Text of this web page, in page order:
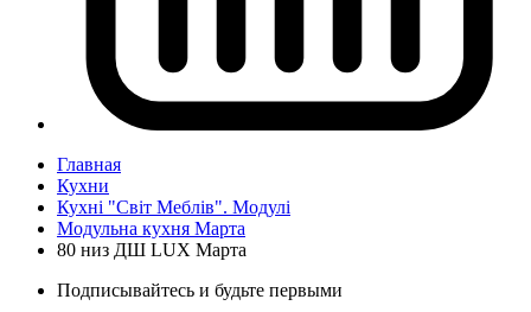
Главная
Кухни
Кухні "Світ Меблів". Модулі
Модульна кухня Марта
80 низ ДШ LUX Марта
Подписывайтесь и будьте первыми